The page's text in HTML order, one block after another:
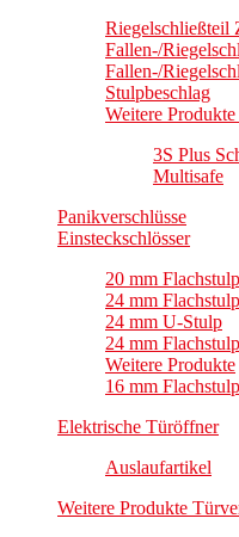
Fallen-/
Fallen-/
Stulpbeschlag
Weitere Produkte
3S Plus
Multisafe
Panikverschlüsse
Einsteckschlösser
20 mm Flachstulp
24 mm Flachstulp
24 mm U-Stulp
24 mm
Weitere Produkte
16 mm Flachstulp
Elektrische Türöffner
Auslaufartikel
Weitere Produkte